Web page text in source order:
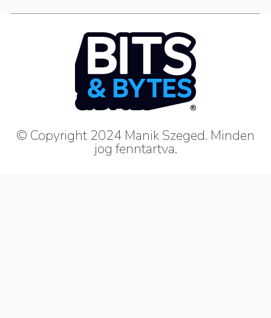
© Copyright 2024 Manik Szeged. Minden
jog fenntartva.